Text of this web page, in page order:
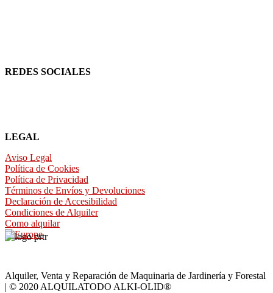
REDES SOCIALES
LEGAL
Aviso Legal
Política de Cookies
Política de Privacidad
Términos de Envíos y Devoluciones
Declaración de Accesibilidad
Condiciones de Alquiler
Como alquilar
Alquiler, Venta y Reparación de Maquinaria de Jardinería y Forestal
| © 2020 ALQUILATODO ALKI-OLID®